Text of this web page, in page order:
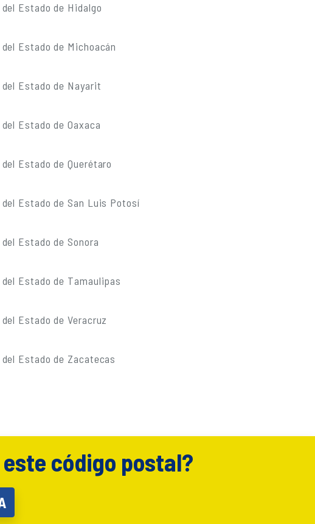
Estado de Hidalgo
Estado de Michoacán
Estado de Nayarit
Estado de Oaxaca
Estado de Querétaro
Estado de San Luis Potosí
Estado de Sonora
Estado de Tamaulipas
Estado de Veracruz
Estado de Zacatecas
código postal?